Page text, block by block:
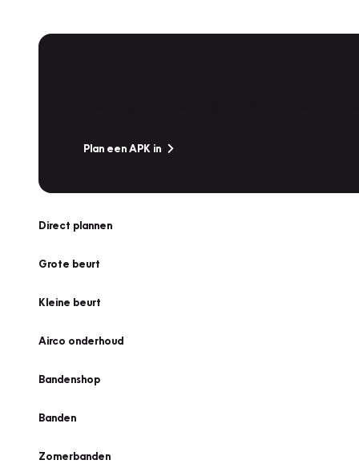
Plan een APK in
Direct plannen
Grote beurt
Kleine beurt
Airco onderhoud
Bandenshop
Banden
Zomerbanden